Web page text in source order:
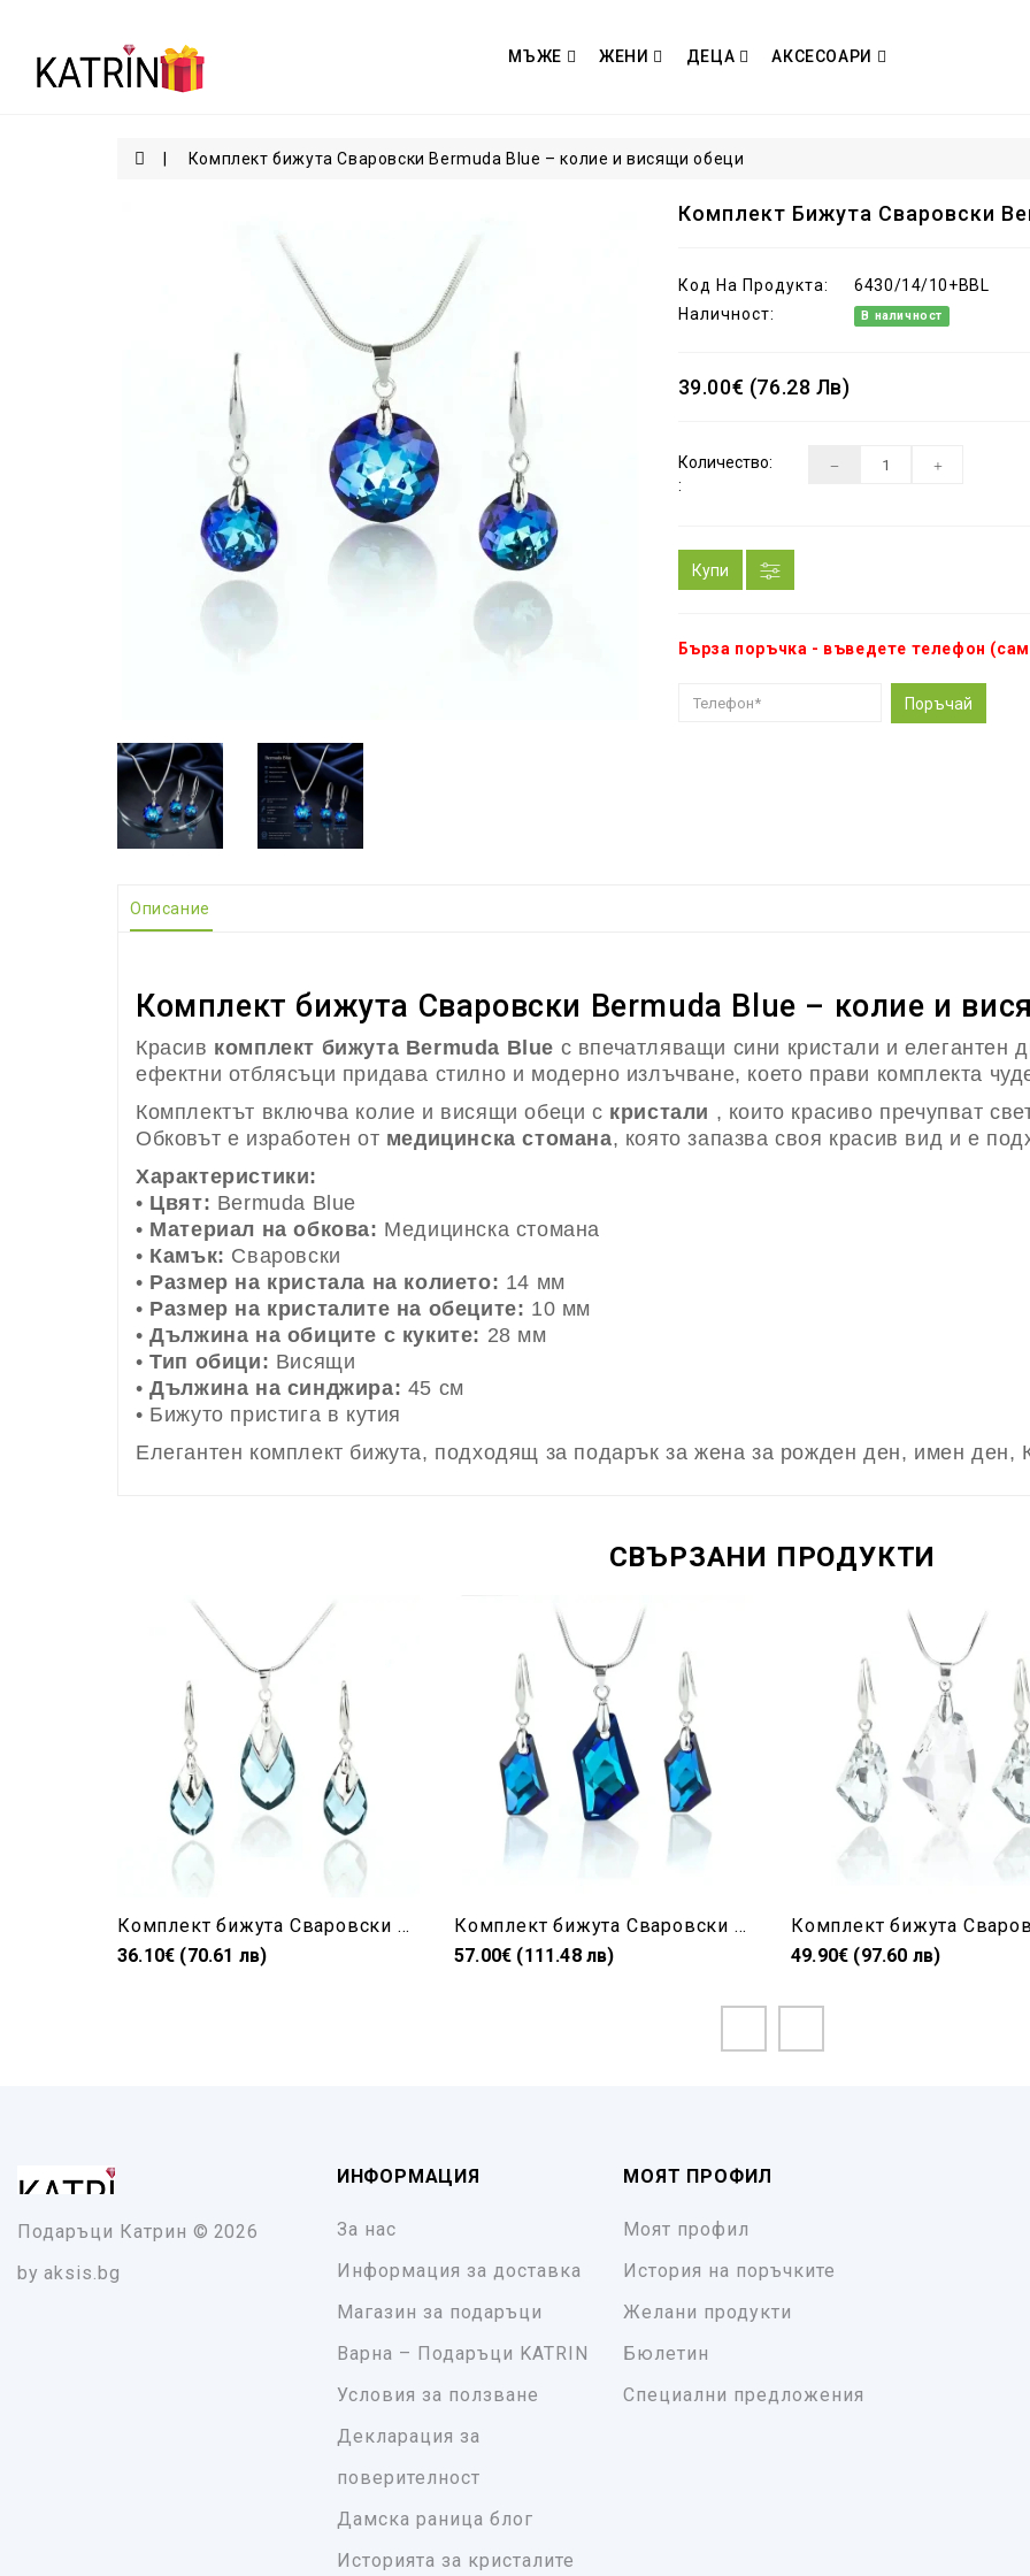
МЪЖЕ ЖЕНИ ДЕЦА АКСЕСОАРИ
Комплект бижута Сваровски Bermuda Blue – колие и висящи обеци
Комплект Бижута Сваровски
Код На Продукта:
6430/14/10+BBL
Наличност:
В наличност
39.00€ (76.28 Лв)
Количество:
:
Купи
Бърза поръчка - въведете телефон
Поръчай
Описание
Комплект бижута Сваровски Bermuda Blue – колие и
Красив комплект бижута Bermuda Blue с впечатляващи сини кристали и елегантен
ефектни отблясъци придава стилно и модерно излъчване, което прави комплекта
Комплектът включва колие и висящи обеци с кристали , които красиво пречупват
Обковът е изработен от медицинска стомана, която запазва своя красив вид и е
Характеристики:
• Цвят: Bermuda Blue
• Материал на обкова: Медицинска стомана
• Камък: Сваровски
• Размер на кристала на колието: 14 мм
• Размер на кристалите на обеците: 10 мм
•Дължина на обиците с куките: 28 мм
•Тип обици: Висящи
•Дължина на синджира: 45 см
• Бижуто пристига в кутия
Елегантен комплект бижута, подходящ за подарък за жена за рожден ден, имен ден,
СВЪРЗАНИ ПРОДУКТИ
Комплект бижута Сваровски Aquamarine – колие и обеци със сини кристали капка
36.10€ (70.61 лв)
Комплект бижута Сваровски Bermuda Blue – колие и обеци De Art Crystal в син цвят
57.00€ (111.48 лв)
49.90€ (97.60 лв)
Подаръци Катрин © 2026
by aksis.bg
ИНФОРМАЦИЯ
За нас
Информация за доставка
Магазин за подаръци
Варна – Подаръци KATRIN
Условия за ползване
Декларация за
поверителност
Дамска раница блог
Историята за кристалите
МОЯТ ПРОФИЛ
Моят профил
История на поръчките
Желани продукти
Бюлетин
Специални предложения